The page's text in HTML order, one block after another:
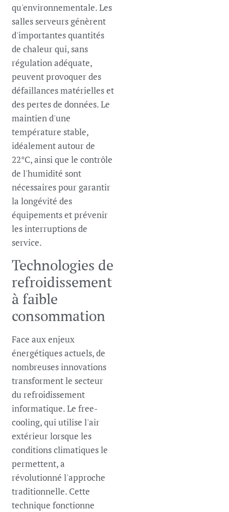
qu'environnementale. Les
salles serveurs génèrent
d'importantes quantités
de chaleur qui, sans
régulation adéquate,
peuvent provoquer des
défaillances matérielles et
des pertes de données. Le
maintien d'une
température stable,
idéalement autour de
22°C, ainsi que le contrôle
de l'humidité sont
nécessaires pour garantir
la longévité des
équipements et prévenir
les interruptions de
service.
Technologies de
refroidissement
à faible
consommation
Face aux enjeux
énergétiques actuels, de
nombreuses innovations
transforment le secteur
du refroidissement
informatique. Le free-
cooling, qui utilise l'air
extérieur lorsque les
conditions climatiques le
permettent, a
révolutionné l'approche
traditionnelle. Cette
technique fonctionne